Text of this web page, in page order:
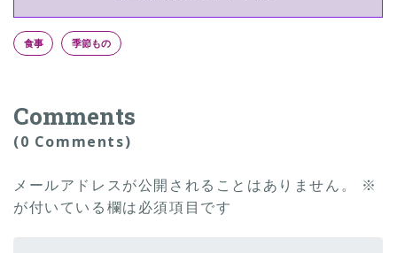
食事 季節もの
Comments
(0 Comments)
メールアドレスが公開されることはありません。
※
が付いている欄は必須項目です